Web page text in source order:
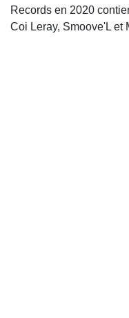
Records en 2020
Coi Leray, Smoove'L et